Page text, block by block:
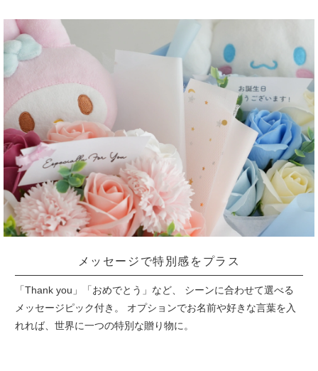
メッセージで特別感をプラス
「Thank you」「おめでとう」など、 シーンに合わせて選べる
メッセージピック付き。
オプションでお名前や好きな言葉を入
れれば、世界に一つの特別な贈り物に。